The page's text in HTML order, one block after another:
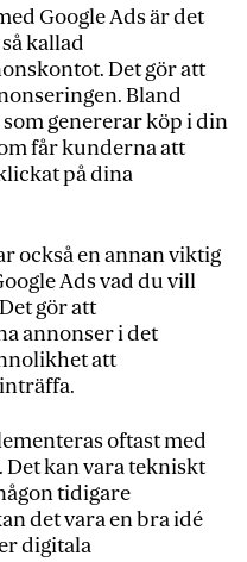
Google Ads är det
kallad
Det gör att
Bland
genererar köp i din
får kunderna att
på dina
också en annan viktig
Ads vad du vill
gör att
annonser i det
att
oftast med
Det kan vara tekniskt
tidigare
det vara en bra idé
digitala